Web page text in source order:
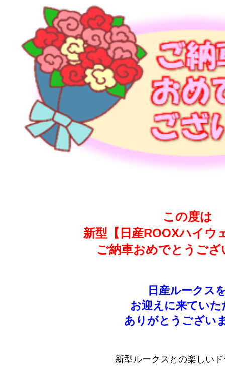
この度は
新型【日産ROOXハイウ
ご納車おめでとうご
日産ルークス
お迎えに来ていた
ありがとうござい
新型ルークスとの楽しい